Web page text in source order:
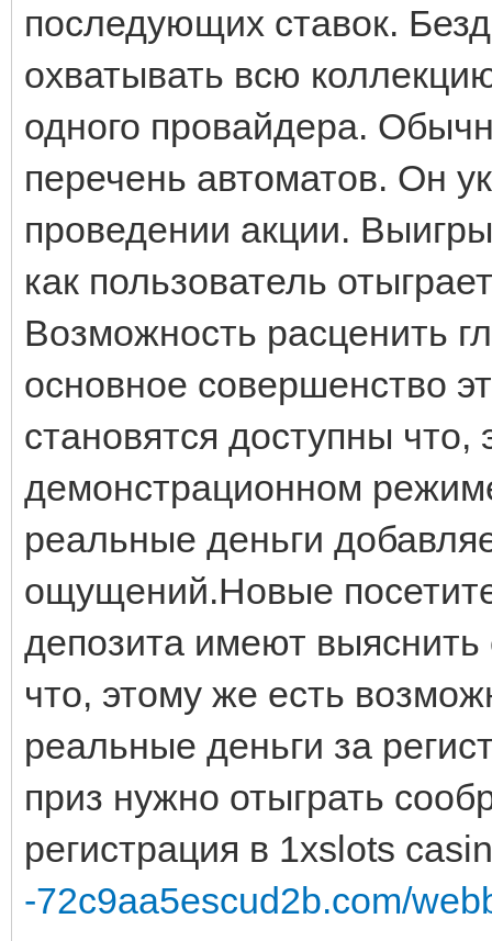
последующих ставок.
охватывать всю
одного провайдера.
перечень автоматов. Он
проведении акции.
как пользователь
Возможность расценить
основное совершенство
становятся доступны что,
демонстрационном
реальные деньги
ощущений.Новые
депозита имеют
что, этому же есть
реальные деньги за
приз нужно отыграть
регистрация в 1xslots
-72c9aa5escud2b.com/